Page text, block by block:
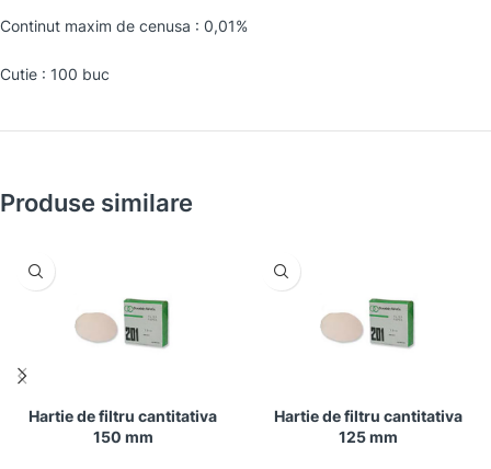
Continut maxim de cenusa : 0,01%
Cutie : 100 buc
Produse similare
Hartie de filtru cantitativa
150 mm
Hartie de filtru cantitativa
125 mm